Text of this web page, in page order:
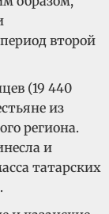
второй
(19 440
из
региона.
и
татарских